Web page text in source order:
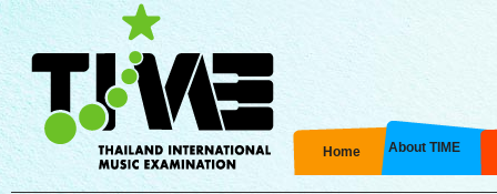
Home
About TIME